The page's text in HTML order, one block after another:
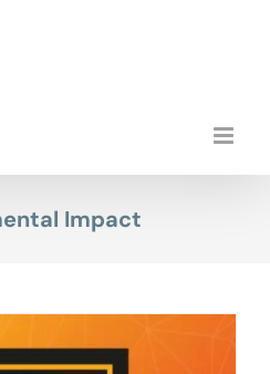
Impact